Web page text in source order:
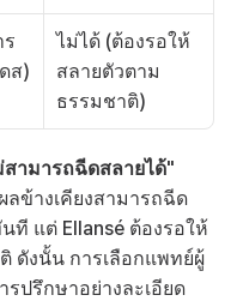
ส)
ไม่ได้ (ต้องรอให้
สลายตัวตาม
ธรรมชาติ)
ามารถฉีดสลายได้"
ลข้างเคียงสามารถฉีด
ที แต่ Ellansé ต้องรอให้
ดังนั้น การเลือกแพทย์ผู้
ปรึกษาอย่างละเอียด